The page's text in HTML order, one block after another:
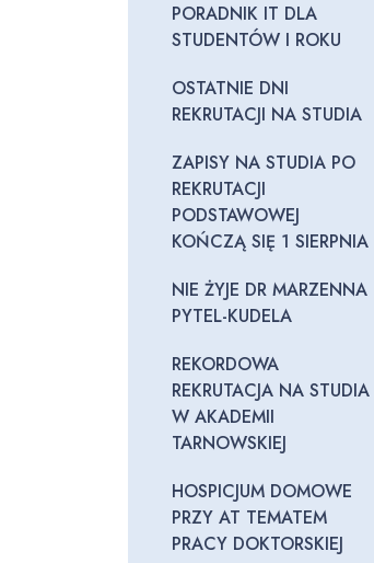
PORADNIK IT DLA
STUDENTÓW I ROKU
OSTATNIE DNI
REKRUTACJI NA STUDIA
ZAPISY NA STUDIA PO
REKRUTACJI
PODSTAWOWEJ
KOŃCZĄ SIĘ 1 SIERPNIA
NIE ŻYJE DR MARZENNA
PYTEL-KUDELA
REKORDOWA
REKRUTACJA NA STUDIA
W AKADEMII
TARNOWSKIEJ
HOSPICJUM DOMOWE
PRZY AT TEMATEM
PRACY DOKTORSKIEJ